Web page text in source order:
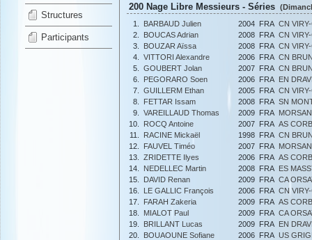
Structures
Participants
200 Nage Libre Messieurs - Séries
1.
BARBAUD Julien 2004 FRA CN
2.
BOUCAS Adrian 2008 FRA CN
3.
BOUZAR Aïssa 2008 FRA CN
4.
VITTORI Alexandre 2006 FRA CN
5.
GOUBERT Jolan 2007 FRA CN
6.
PEGORARO Soen 2006 FRA EN
7.
GUILLERM Ethan 2005 FRA CN
8.
FETTAR Issam 2008 FRA SN
9.
VAREILLAUD Thomas 2009 FRA
10.
ROCQ Antoine 2007 FRA AS
11.
RACINE Mickaël 1998 FRA CN
12.
FAUVEL Timéo 2007 FRA
13.
ZRIDETTE Ilyes 2006 FRA AS
14.
NEDELLEC Martin 2008 FRA ES
15.
DAVID Renan 2009 FRA CA
16.
LE GALLIC François 2006 FRA CN
17.
FARAH Zakeria 2009 FRA AS
18.
MIALOT Paul 2009 FRA CA
19.
BRILLANT Lucas 2009 FRA EN
20.
BOUAOUNE Sofiane 2006 FRA US